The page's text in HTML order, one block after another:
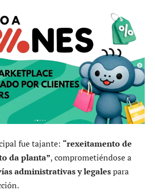
fue tajante: “rexeitamento de
da planta”, comprometiéndose a
administrativas y legalespara